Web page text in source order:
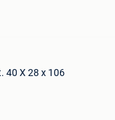
40 X 28 x 106